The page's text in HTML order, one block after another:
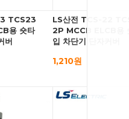
TCS23
용 숏타
버
LS산전 TCS-22
2P MCCB ELCB용
입 차단기 단자커버
1,210원